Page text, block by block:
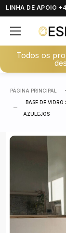
LINHA DE APOIO
Todos os
PÁGINA PRINCIPAL
BASE DE VIDRO
AZULEJOS